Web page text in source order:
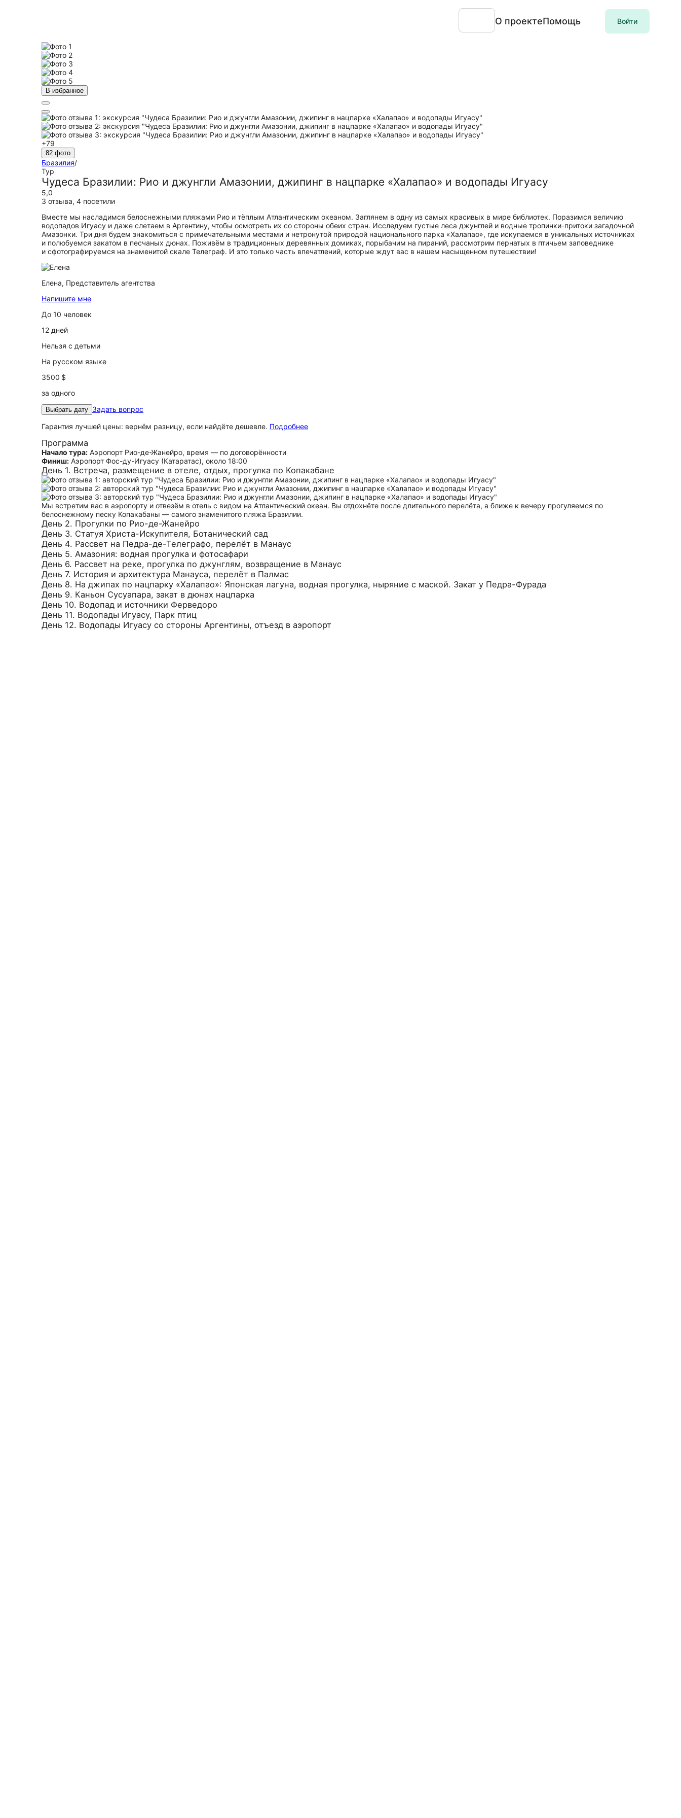
О проектеПомощь Войти
В избранное
+79
82 фото
Бразилия/
Тур
Чудеса Бразилии: Рио и джунгли Амазонии, джипинг в нацпарке «Халапао» и водопады Игуасу
5,0
3 отзыва, 4 посетили
Вместе мы насладимся белоснежными пляжами Рио и тёплым Атлантическим океаном. Заглянем в одну из самых красивых в мире библиотек. Поразимся величию
водопадов Игуасу и даже слетаем в Аргентину, чтобы осмотреть их со стороны обеих стран. Исследуем густые леса джунглей и водные тропинки-притоки загадочной
Амазонки. Три дня будем знакомиться с примечательными местами и нетронутой природой национального парка «Халапао», где искупаемся в уникальных источниках
и полюбуемся закатом в песчаных дюнах. Поживём в традиционных деревянных домиках, порыбачим на пираний, рассмотрим пернатых в птичьем заповеднике
и сфотографируемся на знаменитой скале Телеграф. И это только часть впечатлений, которые ждут вас в нашем насыщенном путешествии!
Елена, Представитель агентства
Напишите мне
До 10 человек
12 дней
Нельзя с детьми
На русском языке
3500 $
за одного
Выбрать дату Задать вопрос
Гарантия лучшей цены: вернём разницу, если найдёте дешевле. Подробнее
Программа
Начало тура: Аэропорт Рио-де-Жанейро, время — по договорённости
Финиш: Аэропорт Фос-ду-Игуасу (Катаратас), около 18:00
День 1. Встреча, размещение в отеле, отдых, прогулка по Копакабане
Мы встретим вас в аэропорту и отвезём в отель с видом на Атлантический океан. Вы отдохнёте после длительного перелёта, а ближе к вечеру прогуляемся по
белоснежному песку Копакабаны — самого знаменитого пляжа Бразилии.
День 2. Прогулки по Рио-де-Жанейро
День 3. Статуя Христа-Искупителя, Ботанический сад
День 4. Рассвет на Педра-де-Телеграфо, перелёт в Манаус
День 5. Амазония: водная прогулка и фотосафари
День 6. Рассвет на реке, прогулка по джунглям, возвращение в Манаус
День 7. История и архитектура Манауса, перелёт в Палмас
День 8. На джипах по нацпарку «Халапао»: Японская лагуна, водная прогулка, ныряние с маской. Закат у Педра-Фурада
День 9. Каньон Сусуапара, закат в дюнах нацпарка
День 10. Водопад и источники Ферведоро
День 11. Водопады Игуасу, Парк птиц
День 12. Водопады Игуасу со стороны Аргентины, отъезд в аэропорт